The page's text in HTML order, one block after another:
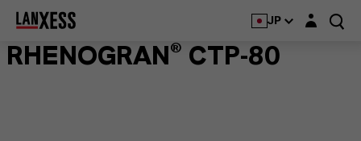
JP Login layer
RHENOGRAN® CTP-80